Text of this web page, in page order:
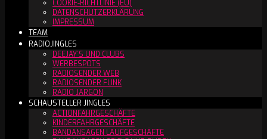
COOKIE-RICHTLINIE (EU)
DATENSCHUTZERKLÄRUNG
IMPRESSUM
TEAM
RADIOJINGLES
DEEJAY´S UND CLUBS
WERBESPOTS
RADIOSENDER WEB
RADIOSENDER FUNK
RADIO JARGON
SCHAUSTELLER JINGLES
ACTIONFAHRGESCHÄFTE
KINDERFAHRGESCHÄFTE
BANDANSAGEN LAUFGESCHÄFTE